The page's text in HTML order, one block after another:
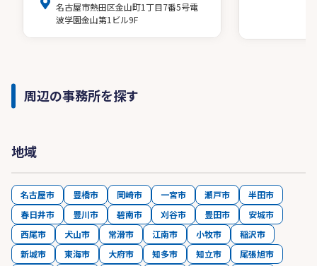
名古屋市熱田区金山町1丁目7番5号電
波学園金山第1ビル9F
周辺の事務所を探す
地域
名古屋市 豊橋市 岡崎市 一宮市 瀬戸市
半田市
春日井市
豊川市 碧南市 刈谷市 豊田市
安城市
西尾市
犬山市 常滑市 江南市 小牧市
稲沢市
新城市
東海市 大府市 知多市 知立市
尾張旭市